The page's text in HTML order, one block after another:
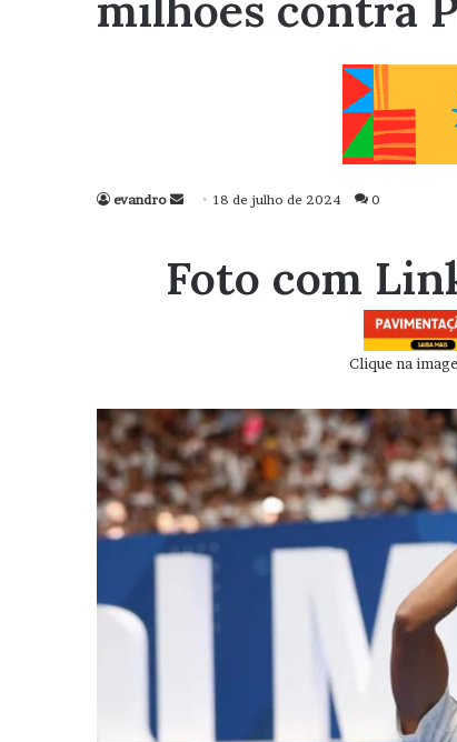
evandro
Mande
mail
18 de julho de 2024 0
Foto com
Clique na